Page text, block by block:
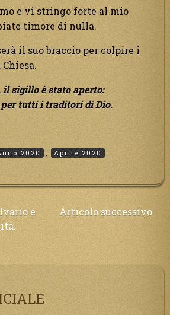
e vi stringo forte al mio
timore di nulla.
il suo braccio per colpire i
il sigillo è stato aperto:
tutti i traditori di Dio.
2020 , Aprile 2020
è
Articolo successivo